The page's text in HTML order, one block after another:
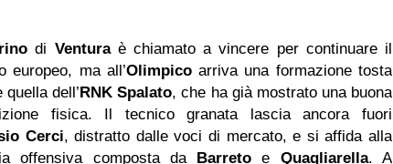
di Venturaè chiamato a vincere per continuare il
europeo, ma all’Olimpicoarriva una formazione tosta
quella dell’RNK Spalato, che ha già mostrato una buona
fisica. Il tecnico granata lascia ancora fuori
Cerci, distratto dalle voci di mercato, e si affida alla
offensiva composta da Barretoe Quagliarella. A